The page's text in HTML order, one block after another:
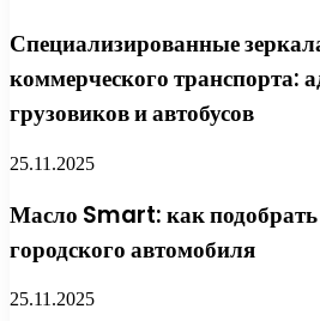
Специализированные
коммерческого транспорта:
грузовиков и автобусов
25.11.2025
Масло Smart: как подобрать
городского автомобиля
25.11.2025